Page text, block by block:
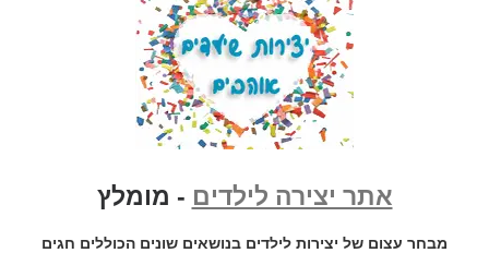
אתר יצירה לילדים - מומלץ
מבחר עצום של יצירות לילדים בנושאים שונים הכוללים חגים